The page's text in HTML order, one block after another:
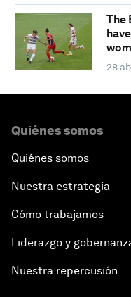
The
28
Quiénes somos
Quiénes somos
Nuestra estrategia
Cómo trabajamos
Liderazgo y
Nuestra repercusión